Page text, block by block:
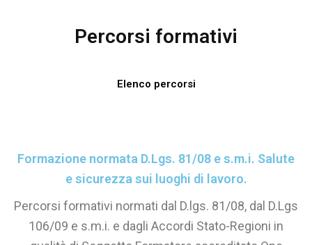
Percorsi formativi
Elenco percorsi
Formazione normata D.Lgs. 81/08 e s.m.i. Salute
e sicurezza sui luoghi di lavoro.
Percorsi formativi normati dal D.lgs. 81/08, dal D.Lgs
106/09 e s.m.i. e dagli Accordi Stato-Regioni in